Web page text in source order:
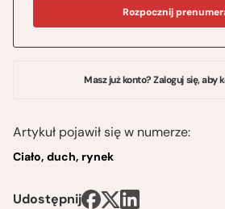
Rozpocznij
Masz już konto? Zaloguj się, aby
Artykuł pojawił się w numerze:
Ciało, duch, rynek
Udostępnij